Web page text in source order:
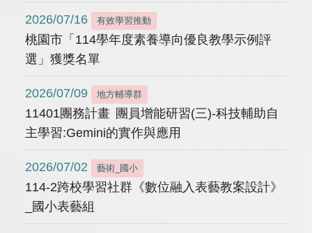
2026/07/16 有效學習推動
桃園市「114學年度素養導向優良教學示例評
選」獲獎名單
2026/07/09 地方輔導群
11401團務計畫 團員增能研習(三)-科技輔助自
主學習:Gemini的實作與應用
2026/07/02 藝術_國小
114-2跨校學習社群《數位融入表藝教案設計》
_國小表藝組